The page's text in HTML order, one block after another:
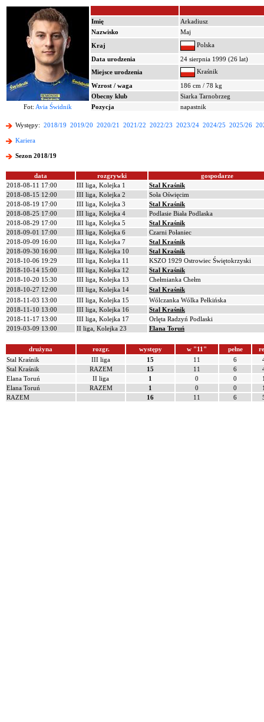
Imię
Arkadiusz
Nazwisko
Maj
Kraj
Polska
Data urodzenia
24 sierpnia 1999 (26 lat)
Miejsce urodzenia
Kraśnik
Wzrost / waga
186 cm / 78 kg
Obecny klub
Siarka Tarnobrzeg
Fot: Avia Świdnik Pozycja napastnik
Występy: 2018/19 2019/20 2020/21 2021/22 2022/23 2023/24 2024/25 2025/26
Kariera
Sezon 2018/19
data rozgrywki
gospodarze
2018-08-11 17:00
III liga, Kolejka 1
Stal Kraśnik
2018-08-15 12:00
III liga, Kolejka 2
Soła Oświęcim
2018-08-19 17:00
III liga, Kolejka 3
Stal Kraśnik
2018-08-25 17:00
III liga, Kolejka 4
Podlasie Biała Podlaska
2018-08-29 17:00
III liga, Kolejka 5
Stal Kraśnik
2018-09-01 17:00
III liga, Kolejka 6
Czarni Połaniec
2018-09-09 16:00
III liga, Kolejka 7
Stal Kraśnik
2018-09-30 16:00
III liga, Kolejka 10
Stal Kraśnik
2018-10-06 19:29
III liga, Kolejka 11
KSZO 1929 Ostrowiec Świętokrzyski
2018-10-14 15:00
III liga, Kolejka 12
Stal Kraśnik
2018-10-20 15:30
III liga, Kolejka 13
Chełmianka Chełm
2018-10-27 12:00
III liga, Kolejka 14
Stal Kraśnik
2018-11-03 13:00
III liga, Kolejka 15
Wólczanka Wólka Pełkińska
2018-11-10 13:00
III liga, Kolejka 16
Stal Kraśnik
2018-11-17 13:00
III liga, Kolejka 17
Orlęta Radzyń Podlaski
2019-03-09 13:00
II liga, Kolejka 23 Elana Toruń
drużyna rozgr. występy w "11" pełne
Stal Kraśnik
III liga 15 11 6
Stal Kraśnik
RAZEM 15 11 6
Elana Toruń
II liga 1 0 0
Elana Toruń
RAZEM 1 0 0
RAZEM
16 11 6